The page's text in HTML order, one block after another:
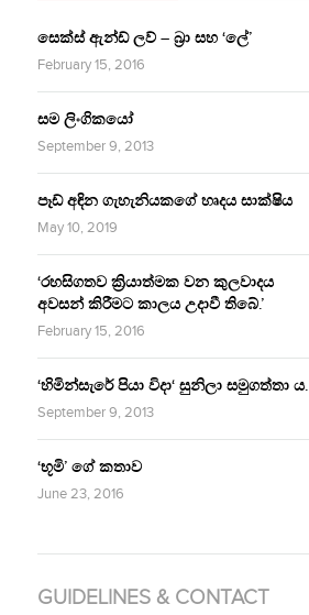
සෙක්ස් ඇන්ඩ් ලව් – බ්‍රා සහ ‘ලේ’
February 15, 2016
සම ලිංගිකයෝ
September 9, 2013
පෑඩ් අඳින ගැහැනියකගේ හෘදය සාක්ෂිය
May 10, 2019
‘රහසිගතව ක්‍රියාත්මක වන කුලවාදය
අවසන් කිරීමට කාලය උදාවී තිබේ.’
February 15, 2016
‘හිමින්සැරේ පියා විදා‘ සුනිලා සමුගත්තා ය.
September 9, 2013
‘භූමි’ ගේ කතාව
June 23, 2016
GUIDELINES & CONTACT